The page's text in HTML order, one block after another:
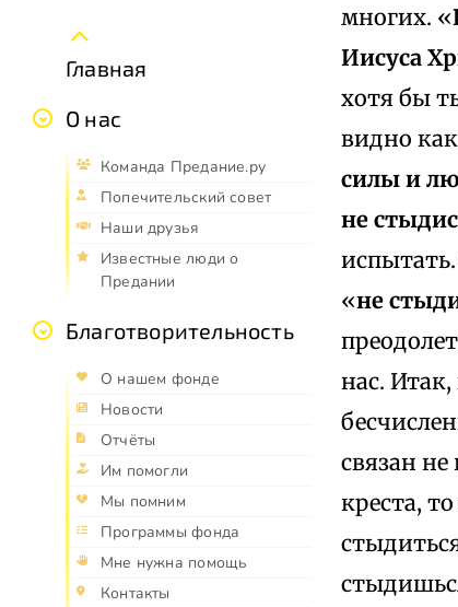
Главная
О нас
Команда Предание.ру
Попечительский совет
Наши друзья
Известные люди о
Предании
Благотворительность
О нашем фонде
Новости
Отчёты
Им помогли
Мы помним
Программы фонда
Мне нужна помощь
Контакты
многих. «
Иисуса
хотя бы
видно
силы и
не
испытать.
«не
нас.
связан
креста,